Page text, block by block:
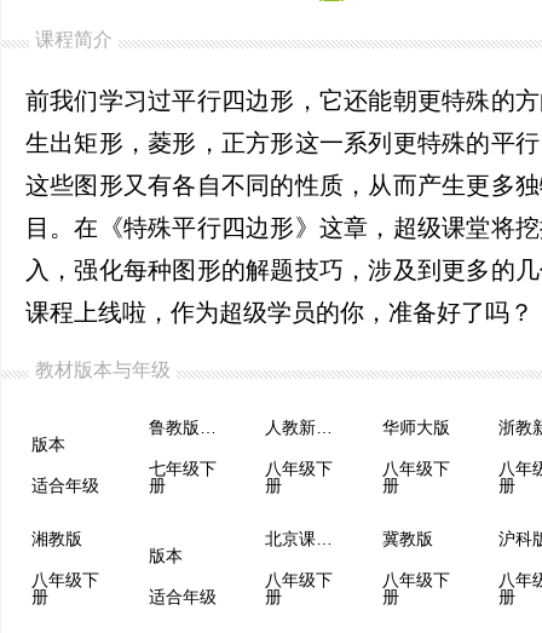
课程简介
前我们学习过平行四边形，它还能朝更特殊的
生出矩形，菱形，正方形这一系列更特殊的平
这些图形又有各自不同的性质，从而产生更多
目。在《特殊平行四边形》这章，超级课堂将
入，强化每种图形的解题技巧，涉及到更多的
课程上线啦，作为超级学员的你，准备好了吗？
教材版本与年级
版本
适合年级
七年级下
册
八年级下
册
华师大版
八年级下
册
浙教
八年
册
湘教版
八年级下
册
版本
适合年级
八年级下
册
冀教版
八年级下
册
沪科
八年
册